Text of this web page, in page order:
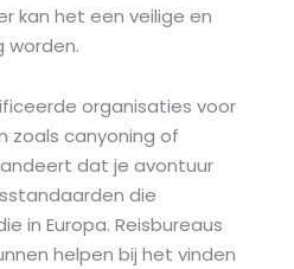
kan het een veilige en
worden.
organisaties voor
zoals canyoning of
dat je avontuur
die
in Europa. Reisbureaus
helpen bij het vinden